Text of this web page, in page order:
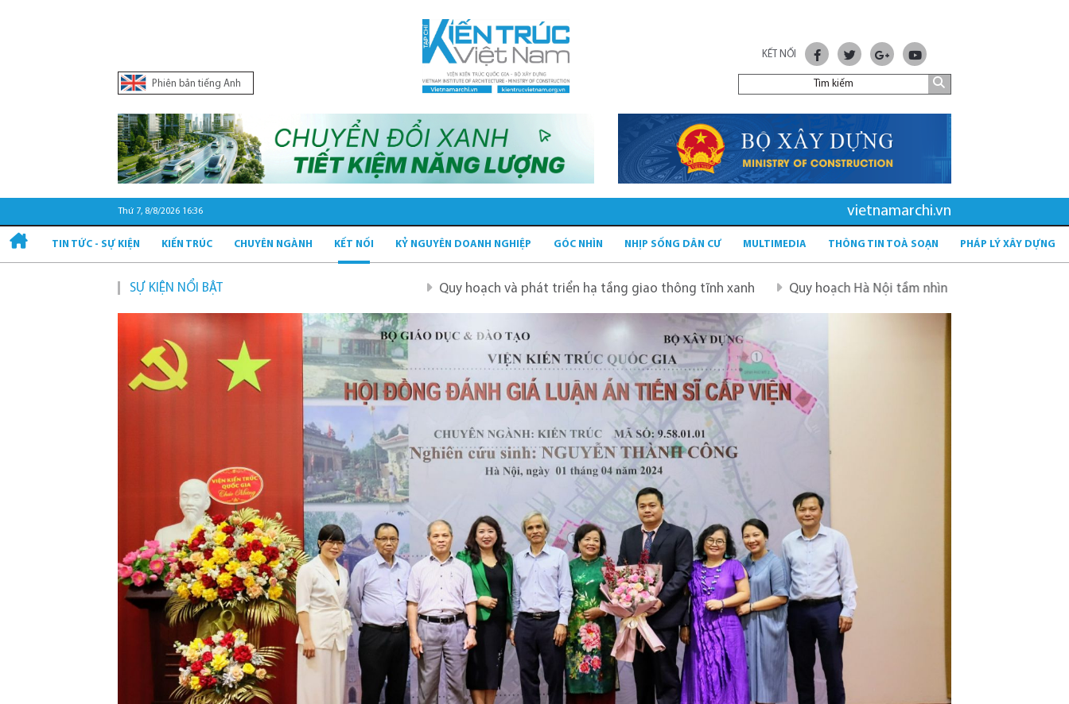
Phiên bản tiếng Anh
KẾT NỐI
Thứ 7, 8/8/2026 16:36 vietnamarchi.vn
TIN TỨC - SỰ KIỆN KIẾN TRÚC CHUYÊN NGÀNH KẾT NỐI KỶ NGUYÊN DOANH NGHIỆP GÓC NHÌN NHỊP SỐNG DÂN CƯ MULTIMEDIA THÔNG TIN TOÀ SOẠN PHÁP LÝ XÂY DỰNG
SỰ KIỆN NỔI BẬT Quy hoạch và phát triển hạ tầng giao thông tĩnh xanh Quy hoạch Hà Nội tầm nhìn 100 năm Quy hoạch mới sau